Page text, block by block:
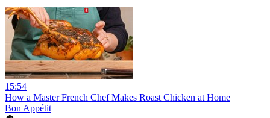
15:54
How a Master French Chef Makes Roast Chicken at Home
Bon Appétit